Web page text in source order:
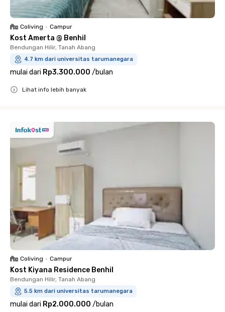
Coliving • Campur
Kost Amerta @ Benhil
Bendungan Hilir, Tanah Abang
4.7 km dari universitas tarumanegara
mulai dari Rp3.300.000 /bulan
Lihat info lebih banyak
Coliving • Campur
Kost Kiyana Residence Benhil
Bendungan Hilir, Tanah Abang
5.5 km dari universitas tarumanegara
mulai dari Rp2.000.000 /bulan